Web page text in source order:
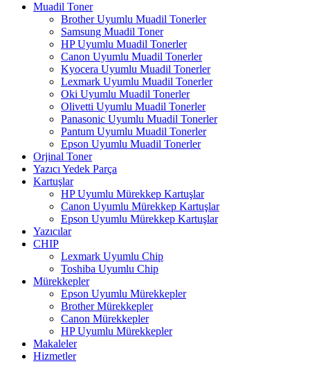
Muadil Toner
Brother Uyumlu Muadil Tonerler
Samsung Muadil Toner
HP Uyumlu Muadil Tonerler
Canon Uyumlu Muadil Tonerler
Kyocera Uyumlu Muadil Tonerler
Lexmark Uyumlu Muadil Tonerler
Oki Uyumlu Muadil Tonerler
Olivetti Uyumlu Muadil Tonerler
Panasonic Uyumlu Muadil Tonerler
Pantum Uyumlu Muadil Tonerler
Epson Uyumlu Muadil Tonerler
Orjinal Toner
Yazıcı Yedek Parça
Kartuşlar
HP Uyumlu Mürekkep Kartuşlar
Canon Uyumlu Mürekkep Kartuşlar
Epson Uyumlu Mürekkep Kartuşlar
Yazıcılar
CHIP
Lexmark Uyumlu Chip
Toshiba Uyumlu Chip
Mürekkepler
Epson Uyumlu Mürekkepler
Brother Mürekkepler
Canon Mürekkepler
HP Uyumlu Mürekkepler
Makaleler
Hizmetler